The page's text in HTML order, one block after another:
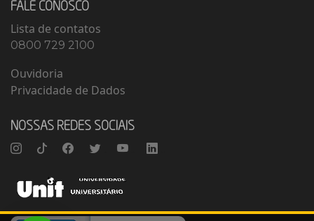
FALE CONOSCO
Lista de contatos
0800 729 2100
Ouvidoria
Privacidade de Dados
NOSSAS REDES SOCIAIS